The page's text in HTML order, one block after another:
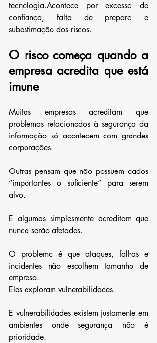
tecnologia.Acontece por excesso de
confiança, falta de preparo e
subestimação dos riscos.
O risco começa quando a
empresa acredita que está
imune
Muitas empresas acreditam que
problemas relacionados à segurança da
informação só acontecem com grandes
corporações.
Outras pensam que não possuem dados
“importantes o suficiente” para serem
alvo.
E algumas simplesmente acreditam que
nunca serão afetadas.
O problema é que ataques, falhas e
incidentes não escolhem tamanho de
empresa.
Eles exploram vulnerabilidades.
E vulnerabilidades existem justamente em
ambientes onde segurança não é
prioridade.